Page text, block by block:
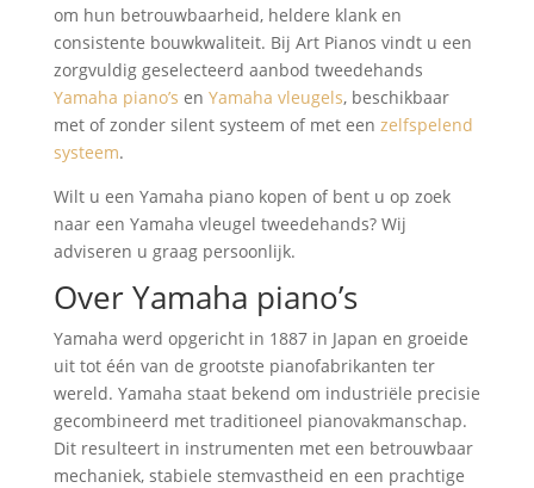
om hun betrouwbaarheid, heldere klank en
consistente bouwkwaliteit. Bij Art Pianos vindt u een
zorgvuldig geselecteerd aanbod tweedehands
Yamaha piano’s en Yamaha vleugels, beschikbaar
met of zonder silent systeem of met een zelfspelend
systeem.
Wilt u een Yamaha piano kopen of bent u op zoek
naar een Yamaha vleugel tweedehands? Wij
adviseren u graag persoonlijk.
Over Yamaha piano’s
Yamaha werd opgericht in 1887 in Japan en groeide
uit tot één van de grootste pianofabrikanten ter
wereld. Yamaha staat bekend om industriële precisie
gecombineerd met traditioneel pianovakmanschap.
Dit resulteert in instrumenten met een betrouwbaar
mechaniek, stabiele stemvastheid en een prachtige